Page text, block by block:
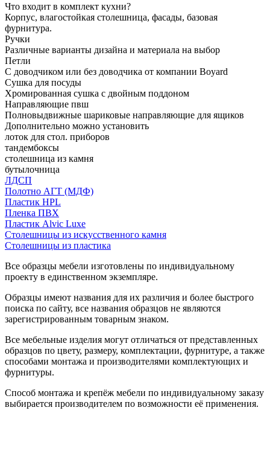
Что входит в комплект кухни?
Корпус, влагостойкая столешница, фасады, базовая
фурнитура.
Ручки
Различные варианты дизайна и материала на выбор
Петли
С доводчиком или без доводчика от компании Boyard
Сушка для посуды
Хромированная сушка с двойным поддоном
Направляющие пвш
Полновыдвижные шариковые направляющие для ящиков
Дополнительно можно установить
лоток для стол. приборов
тандембоксы
столешница из камня
бутылочница
ЛДСП
Полотно АГТ (МДФ)
Пластик HPL
Пленка ПВХ
Пластик Alvic Luxe
Столешницы из искусственного камня
Столешницы из пластика
Все образцы мебели изготовлены по индивидуальному
проекту в единственном экземпляре.
Образцы имеют названия для их различия и более быстрого
поиска по сайту, все названия образцов не являются
зарегистрированным товарным знаком.
Все мебельные изделия могут отличаться от представленных
образцов по цвету, размеру, комплектации, фурнитуре, а также
способами монтажа и производителями комплектующих и
фурнитуры.
Способ монтажа и крепёж мебели по индивидуальному заказу
выбирается производителем по возможности её применения.